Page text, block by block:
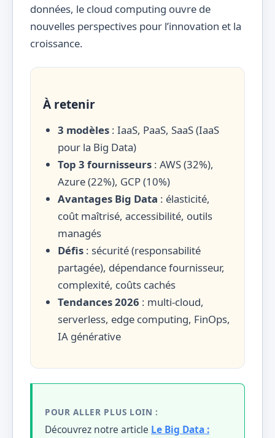
données, le cloud computing ouvre de
nouvelles perspectives pour l’innovation et la
croissance.
À retenir
3 modèles : IaaS, PaaS, SaaS (IaaS
pour la Big Data)
Top 3 fournisseurs : AWS (32%),
Azure (22%), GCP (10%)
Avantages Big Data : élasticité,
coût maîtrisé, accessibilité, outils
managés
Défis : sécurité (responsabilité
partagée), dépendance fournisseur,
complexité, coûts cachés
Tendances 2026 : multi-cloud,
serverless, edge computing, FinOps,
IA générative
POUR ALLER PLUS LOIN :
Découvrez notre article Le Big Data :